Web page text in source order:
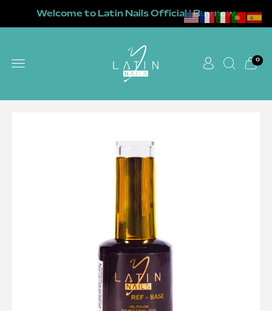
Welcome to Latin Nails Official | Buy now
0